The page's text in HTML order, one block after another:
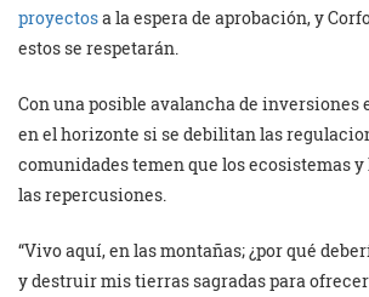
proyectosa la espera de aprobación, y
estos se respetarán.
Con una posible avalancha de inversiones
en el horizonte si se debilitan las
comunidades temen que los ecosistemas
las repercusiones.
“Vivo aquí, en las montañas; ¿por qué
y destruir mis tierras sagradas para